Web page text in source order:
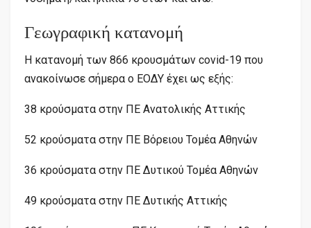
Γεωγραφική κατανομή
Η κατανομή των 866 κρουσμάτων covid-19 που
ανακοίνωσε σήμερα ο ΕΟΔΥ έχει ως εξής:
38 κρούσματα στην ΠΕ Ανατολικής Αττικής
52 κρούσματα στην ΠΕ Βόρειου Τομέα Αθηνών
36 κρούσματα στην ΠΕ Δυτικού Τομέα Αθηνών
49 κρούσματα στην ΠΕ Δυτικής Αττικής